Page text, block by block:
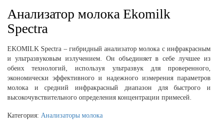
Анализатор молока Ekomilk
Spectra
EKOMILK Spectra – гибридный анализатор молока с инфракрасным
и ультразвуковым излучением. Он объединяет в себе лучшее из
обеих технологий, используя ультразвук для проверенного,
экономически эффективного и надежного измерения параметров
молока и средний инфракрасный диапазон для быстрого и
высокочувствительного определения концентрации примесей.
Категория: Анализаторы молока